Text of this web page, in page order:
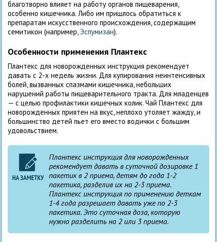
благотворно влияет на работу органов пищеварения,
особенно кишечника. Либо им пришлось обратиться к
препаратам искусственного происхождения, содержащим
семитикон (например, Эспумизан).
Особенности применения Плантекс
Плантекс для новорожденных инструкция рекомендует
давать с 2-х недель жизни. Для купирования неинтенсивных
болей, вызванных спазмами кишечника, небольших
нарушений работы пищеварительного тракта. Для младенцев
— с целью профилактики кишечных колик. Чай Плантекс для
новорожденных приятен на вкус, неплохо утоляет жажду, и
большинство детей пьет его вместо водички с большим
удовольствием.
Плантекс инструкция для новорожденных
рекомендует давать в суточной дозировке 1
пакетик в 2 приема, детям до года 1-2
пакетика, разделив их на 2-3 приема.
Плантекс инструкция по применению деткам
1-4 года разрешает давать уже по 2-3
пакетика. Это суточная доза, которую
нужно разделить на 2 или 3 приема.